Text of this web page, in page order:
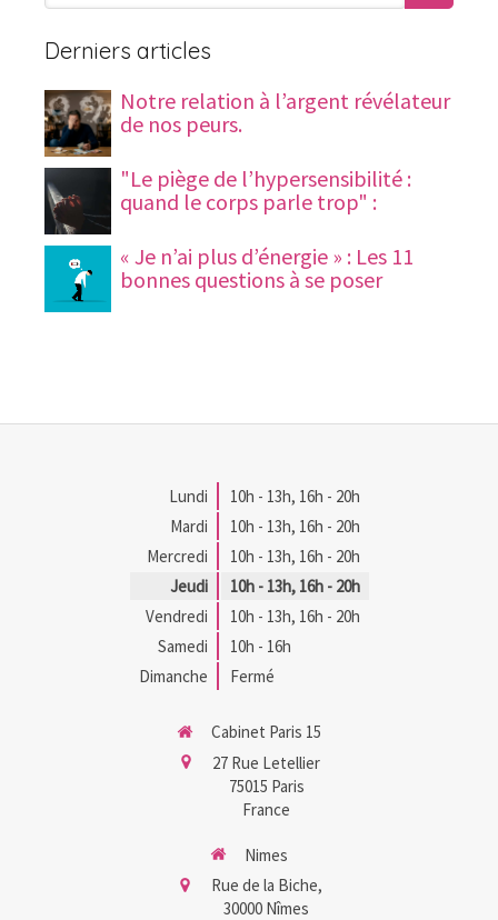
Derniers articles
Notre relation à l’argent révélateur
de nos peurs.
"Le piège de l’hypersensibilité :
quand le corps parle trop" :
« Je n’ai plus d’énergie » : Les 11
bonnes questions à se poser
Lundi 10h - 13h, 16h - 20h
Mardi
10h - 13h, 16h - 20h
Mercredi
10h - 13h, 16h - 20h
Jeudi
10h - 13h, 16h - 20h
Vendredi
10h - 13h, 16h - 20h
Samedi
10h - 16h
Dimanche
Fermé
Cabinet Paris 15
27 Rue Letellier
75015 Paris
France
Nimes
Rue de la Biche,
30000 Nîmes